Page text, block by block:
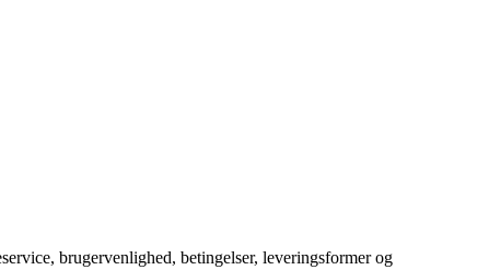
brugervenlighed, betingelser, leveringsformer og